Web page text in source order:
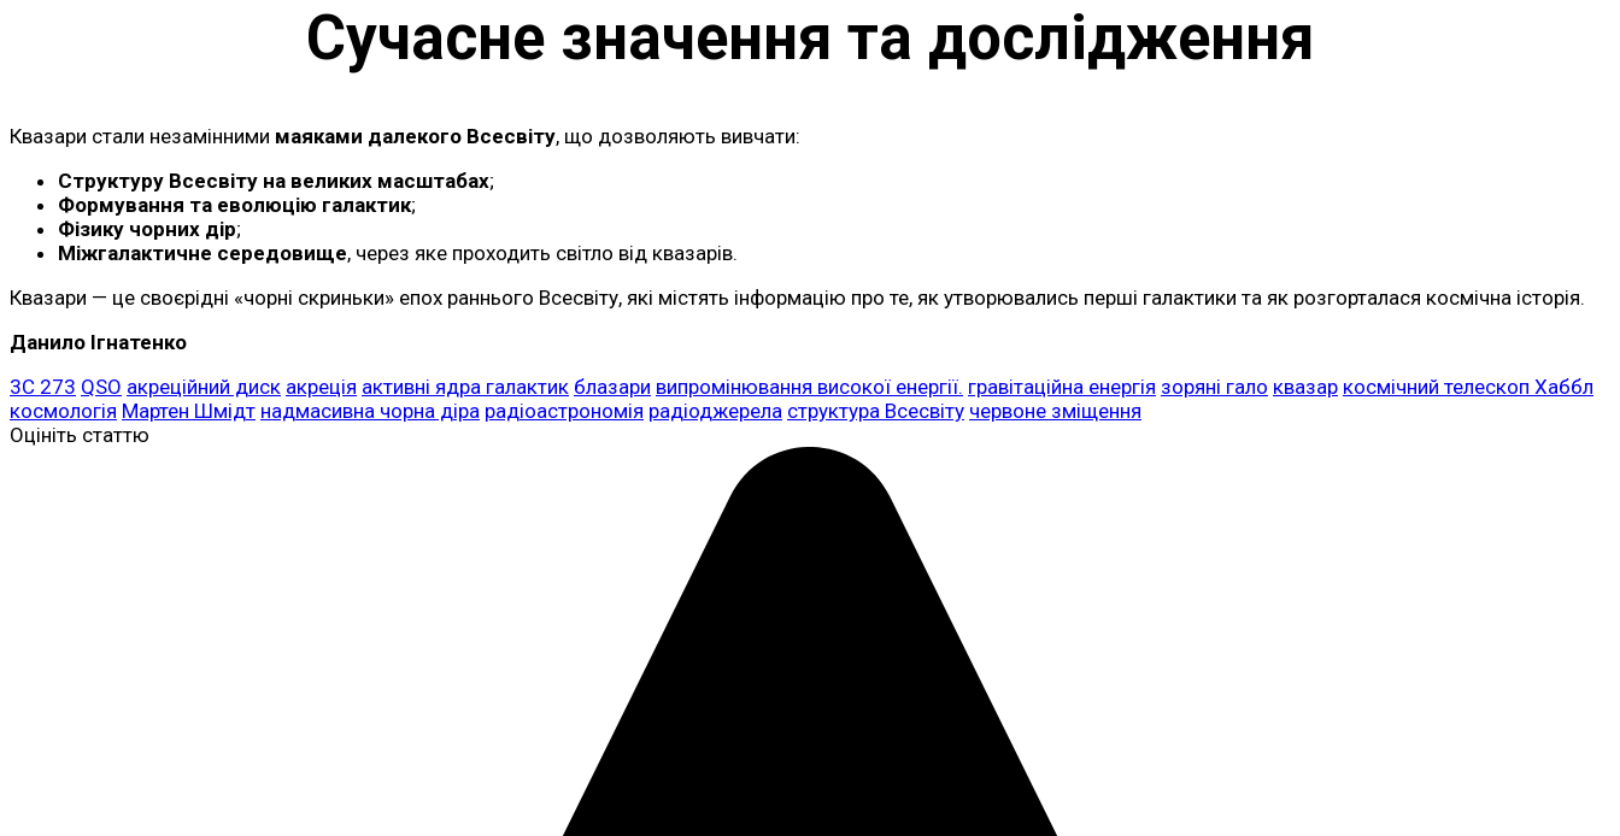
Сучасне значення та дослідження
Квазари стали незамінними маяками далекого Всесвіту, що дозволяють вивчати:
Структуру Всесвіту на великих масштабах;
Формування та еволюцію галактик;
Фізику чорних дір;
Міжгалактичне середовище, через яке проходить світло від квазарів.
Квазари — це своєрідні «чорні скриньки» епох раннього Всесвіту, які містять інформацію про те, як утворювались перші галактики та як розгорталася космічна історія.
Данило Ігнатенко
3C 273 QSO акреційний диск акреція активні ядра галактик блазари випромінювання високої енергії. гравітаційна енергія зоряні гало квазар космічний телескоп Хаббл
космологія Мартен Шмідт надмасивна чорна діра радіоастрономія радіоджерела структура Всесвіту червоне зміщення
Оцініть статтю